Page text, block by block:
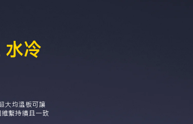
冷
大均溫板可讓
繫持續且一致